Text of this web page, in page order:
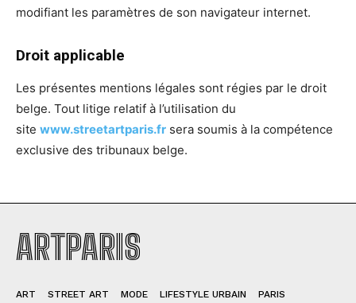
modifiant les paramètres de son navigateur internet.
Droit applicable
Les présentes mentions légales sont régies par le droit
belge. Tout litige relatif à l’utilisation du
site www.streetartparis.fr sera soumis à la compétence
exclusive des tribunaux belge.
ARTPARIS
ART STREET ART MODE LIFESTYLE URBAIN PARIS